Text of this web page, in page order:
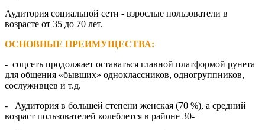
Аудитория социальной сети - взрослые пользователи в
возрасте от 35 до 70 лет.
ОСНОВНЫЕ ПРЕИМУЩЕСТВА:
- соцсеть продолжает оставаться главной платформой рунета
для общения «бывших» одноклассников, одногруппников,
сослуживцев и т.д.
- Аудитория в большей степени женская (70 %), а средний
возраст пользователей колеблется в районе 30-